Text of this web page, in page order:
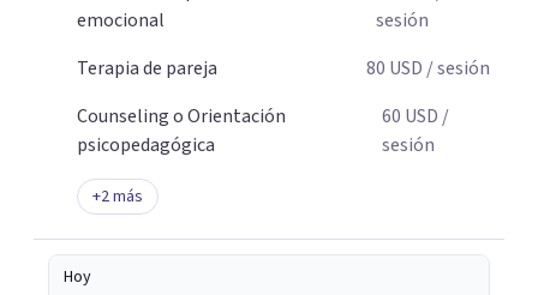
emocional
sesión
Terapia de pareja
80 USD / sesión
Counseling o Orientación
psicopedagógica
60 USD /
sesión
+2más
Hoy